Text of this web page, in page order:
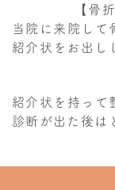
【骨
当院に来院して
紹介状をお出し
紹介状を持って
診断が出た後は